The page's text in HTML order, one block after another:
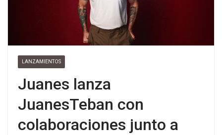
LANZAMIENTOS
Juanes lanza
JuanesTeban con
colaboraciones junto a